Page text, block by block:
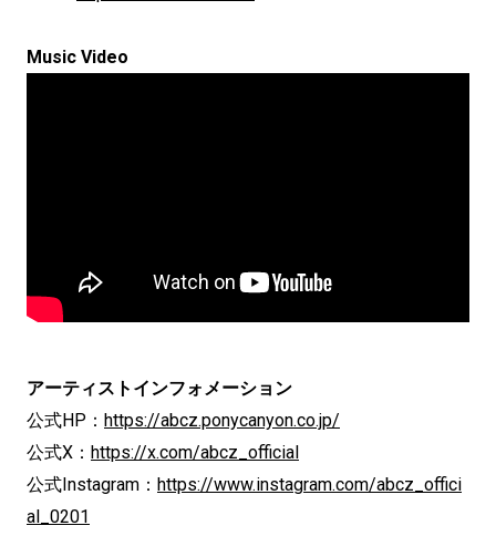
Music Video
アーティストインフォメーション
公式HP： https://abcz.ponycanyon.co.jp/
公式X： https://x.com/abcz_official
公式Instagram： https://www.instagram.com/abcz_offici
al_0201